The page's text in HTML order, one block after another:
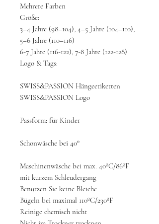
Mehrere Farben
Größe:
3–4 Jahre (98–104), 4–5 Jahre (104–110),
5–6 Jahre (110–116)
6-7 Jahre (116-122), 7-8 Jahre (122-128)
Logo & Tags:
SWISS&PASSION Hängeetiketten
SWISS&PASSION Logo
Passform: für Kinder
Schonwäsche bei 40°
Maschinenwäsche bei max. 40ºC/86ºF
mit kurzem Schleudergang
Benutzen Sie keine Bleiche
Bügeln bei maximal 110ºC/230ºF
Reinige chemisch nicht